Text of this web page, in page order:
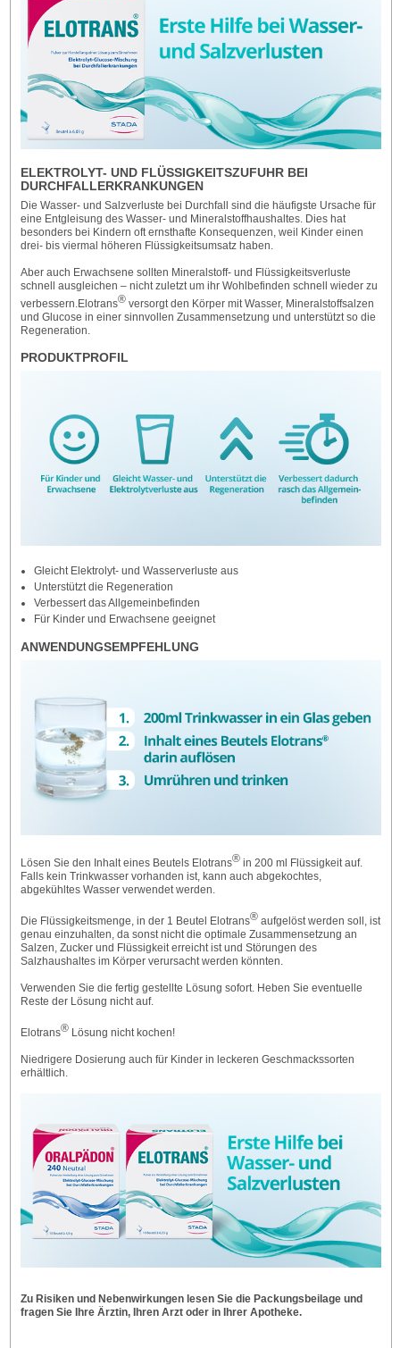
ELEKTROLYT- UND FLÜSSIGKEITSZUFUHR BEI
DURCHFALLERKRANKUNGEN
Die Wasser- und Salzverluste bei Durchfall sind die häufigste Ursache für
eine Entgleisung des Wasser- und Mineralstoffhaushaltes. Dies hat
besonders bei Kindern oft ernsthafte Konsequenzen, weil Kinder einen
drei- bis viermal höheren Flüssigkeitsumsatz haben.
Aber auch Erwachsene sollten Mineralstoff- und Flüssigkeitsverluste
schnell ausgleichen – nicht zuletzt um ihr Wohlbefinden schnell wieder zu
verbessern.Elotrans®versorgt den Körper mit Wasser, Mineralstoffsalzen
und Glucose in einer sinnvollen Zusammensetzung und unterstützt so die
Regeneration.
PRODUKTPROFIL
Gleicht Elektrolyt- und Wasserverluste aus
Unterstützt die Regeneration
Verbessert das Allgemeinbefinden
Für Kinder und Erwachsene geeignet
ANWENDUNGSEMPFEHLUNG
Lösen Sie den Inhalt eines Beutels Elotrans®in 200 ml Flüssigkeit auf.
Falls kein Trinkwasser vorhanden ist, kann auch abgekochtes,
abgekühltes Wasser verwendet werden.
Die Flüssigkeitsmenge, in der 1 Beutel Elotrans®aufgelöst werden soll, ist
genau einzuhalten, da sonst nicht die optimale Zusammensetzung an
Salzen, Zucker und Flüssigkeit erreicht ist und Störungen des
Salzhaushaltes im Körper verursacht werden könnten.
Verwenden Sie die fertig gestellte Lösung sofort. Heben Sie eventuelle
Reste der Lösung nicht auf.
Elotrans®Lösung nicht kochen!
Niedrigere Dosierung auch für Kinder in leckeren Geschmackssorten
erhältlich.
Zu Risiken und Nebenwirkungen lesen Sie die Packungsbeilage und
fragen Sie Ihre Ärztin, Ihren Arzt oder in Ihrer Apotheke.